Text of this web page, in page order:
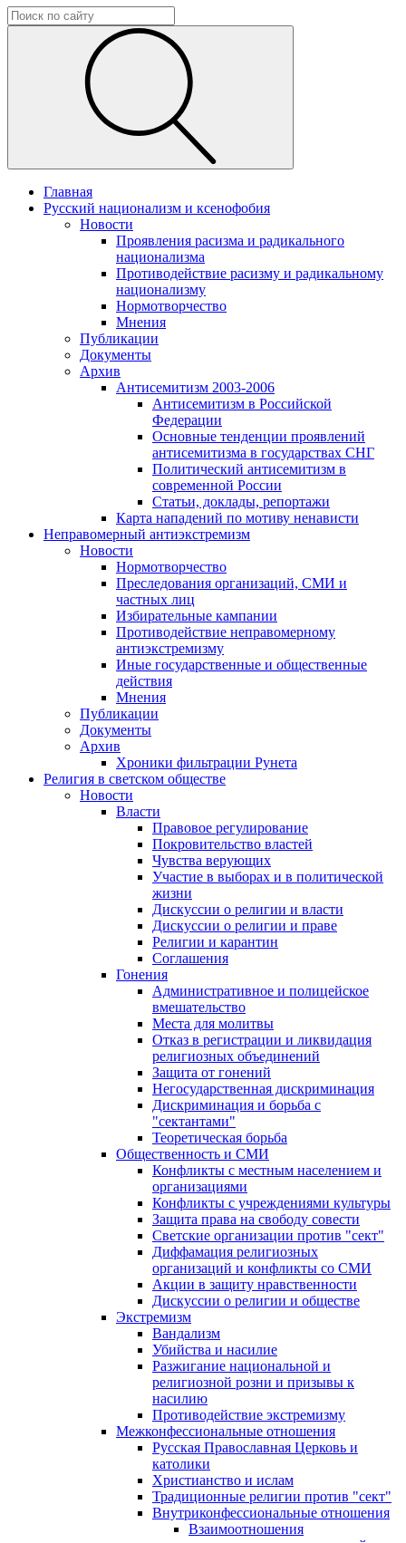
Главная
Русский национализм и ксенофобия
Новости
Проявления расизма и радикального
национализма
Противодействие расизму и радикальному
национализму
Нормотворчество
Мнения
Публикации
Документы
Архив
Антисемитизм 2003-2006
Антисемитизм в Российской
Федерации
Основные тенденции проявлений
антисемитизма в государствах СНГ
Политический антисемитизм в
современной России
Статьи, доклады, репортажи
Карта нападений по мотиву ненависти
Неправомерный антиэкстремизм
Новости
Нормотворчество
Преследования организаций, СМИ и
частных лиц
Избирательные кампании
Противодействие неправомерному
антиэкстремизму
Иные государственные и общественные
действия
Мнения
Публикации
Документы
Архив
Хроники фильтрации Рунета
Религия в светском обществе
Новости
Власти
Правовое регулирование
Покровительство властей
Чувства верующих
Участие в выборах и в политической
жизни
Дискуссии о религии и власти
Дискуссии о религии и праве
Религии и карантин
Соглашения
Гонения
Административное и полицейское
вмешательство
Места для молитвы
Отказ в регистрации и ликвидация
религиозных объединений
Защита от гонений
Негосударственная дискриминация
Дискриминация и борьба с
"сектантами"
Теоретическая борьба
Общественность и СМИ
Конфликты с местным населением и
организациями
Конфликты с учреждениями культуры
Защита права на свободу совести
Светские организации против "сект"
Диффамация религиозных
организаций и конфликты со СМИ
Акции в защиту нравственности
Дискуссии о религии и обществе
Экстремизм
Вандализм
Убийства и насилие
Разжигание национальной и
религиозной розни и призывы к
насилию
Противодействие экстремизму
Межконфессиональные отношения
Русская Православная Церковь и
католики
Христианство и ислам
Традиционные религии против "сект"
Внутриконфессиональные отношения
Взаимоотношения